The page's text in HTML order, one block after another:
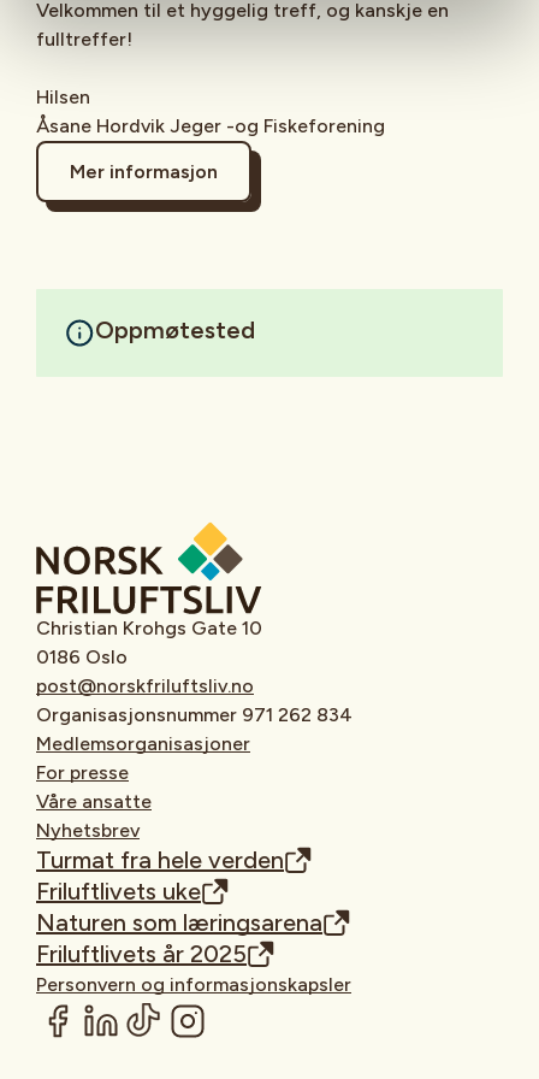
Velkommen til et hyggelig treff, og kanskje en
fulltreffer!
Hilsen
Åsane Hordvik Jeger -og Fiskeforening
Mer informasjon
Oppmøtested
Christian Krohgs Gate 10
0186 Oslo
post@norskfriluftsliv.no
Organisasjonsnummer 971 262 834
Medlemsorganisasjoner
For presse
Våre ansatte
Nyhetsbrev
Turmat fra hele verden
Friluftlivets uke
Naturen som læringsarena
Friluftlivets år 2025
Personvern og informasjonskapsler